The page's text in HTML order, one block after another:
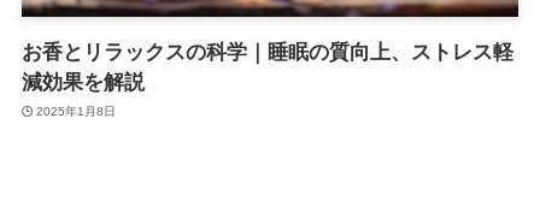
お香とリラックスの科学｜睡眠の質向上、ストレス軽
減効果を解説
2025年1月8日